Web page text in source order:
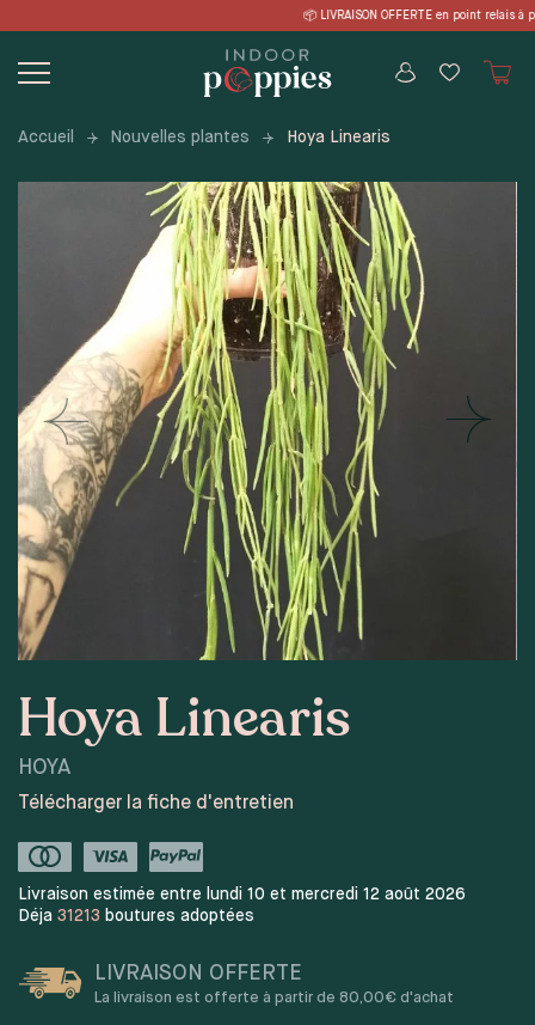
content
OFFERTE en point relais
Accueil Nouvelles plantes Hoya Linearis
Hoya Linearis
HOYA
Télécharger la fiche d'entretien
Livraison estimée entre lundi 10 et mercredi 12 août 2026
Déja 31213 boutures adoptées
LIVRAISON OFFERTE
La livraison est offerte à partir de 80,00€ d'achat